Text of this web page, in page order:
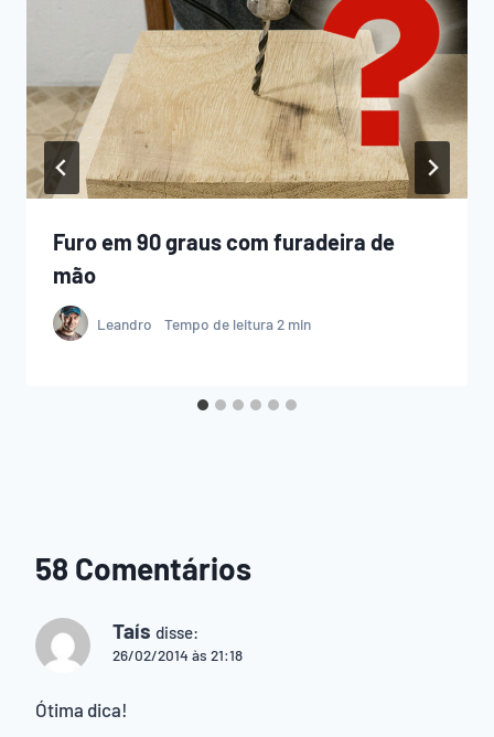
Furo em 90 graus com furadeira de
mão
Leandro Tempo de leitura2 min
58 Comentários
Taís disse:
26/02/2014 às 21:18
Ótima dica!